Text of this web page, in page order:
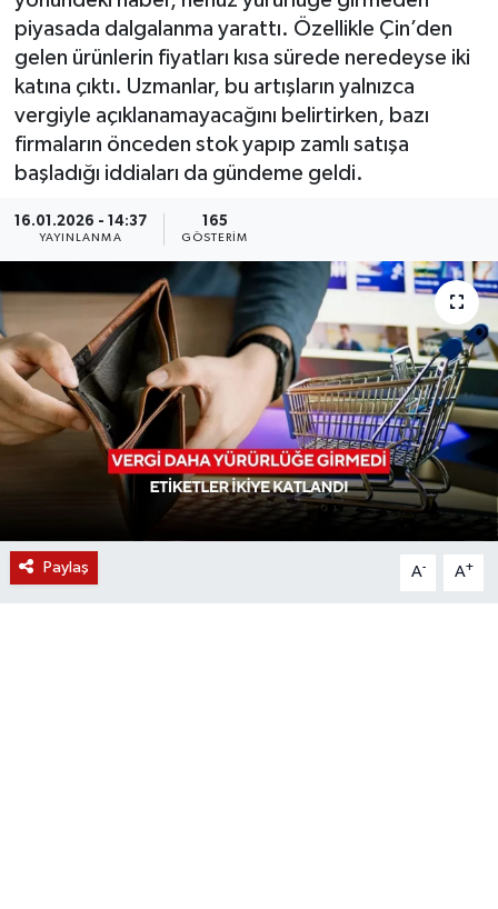
piyasada dalgalanma yarattı. Özellikle Çin’den
gelen ürünlerin fiyatları kısa sürede neredeyse iki
katına çıktı. Uzmanlar, bu artışların yalnızca
vergiyle açıklanamayacağını belirtirken, bazı
firmaların önceden stok yapıp zamlı satışa
başladığı iddiaları da gündeme geldi.
16.01.2026 - 14:37
YAYINLANMA
165
GÖSTERIM
Paylaş A- A+
KÜLTÜR SANAT
YAŞAM
LIFE
SARIGÖL
SARUHANLI
SELENDİ
DEMİRCİ
GÖLMARMARA
GÖRDES
KÖPRÜBAŞI
KÖPRÜBAŞI
KULA
SALİHLİ
SARUHANLI
ŞEHZADELER
SELENDİ
SOMA
TURGUTLU
YUNUSEMRE
EKONOMİ
EĞİTİM
KÜLTÜR SANAT
YAŞAM
BİLİM VE TEKNOLOJİ
YAZARLAR
MANİSA'NIN YÖRESEL LEZZETLERİ
MANİSA'YI KEŞFET